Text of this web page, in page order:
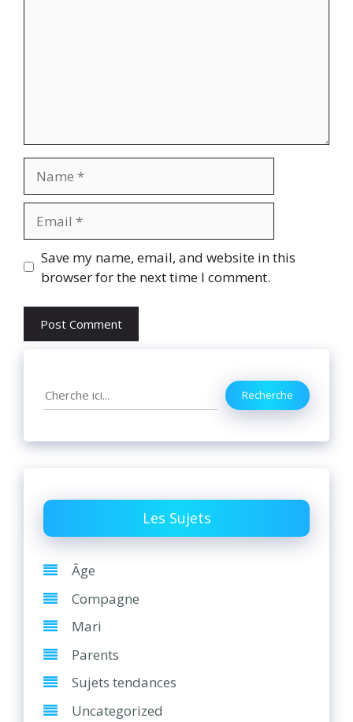
Website
Save my name, email, and website in this
browser for the next time I comment.
Search Recherche
Les Sujets
Âge
Compagne
Mari
Parents
Sujets tendances
Uncategorized